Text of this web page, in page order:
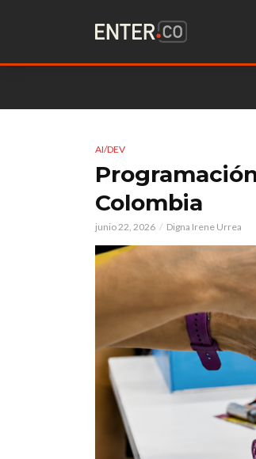
AI/DEV
Colombia
junio 22, 2026 Digna Irene Urrea